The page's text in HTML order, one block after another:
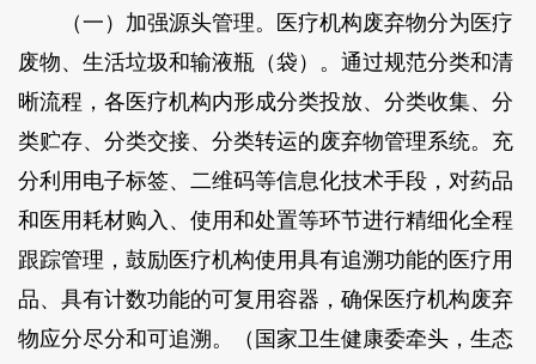
（一）加强源头管理。医疗机构废弃物分为医疗
废物、生活垃圾和输液瓶（袋）。通过规范分类和清
晰流程，各医疗机构内形成分类投放、分类收集、分
类贮存、分类交接、分类转运的废弃物管理系统。充
分利用电子标签、二维码等信息化技术手段，对药品
和医用耗材购入、使用和处置等环节进行精细化全程
跟踪管理，鼓励医疗机构使用具有追溯功能的医疗用
品、具有计数功能的可复用容器，确保医疗机构废弃
物应分尽分和可追溯。（国家卫生健康委牵头，生态